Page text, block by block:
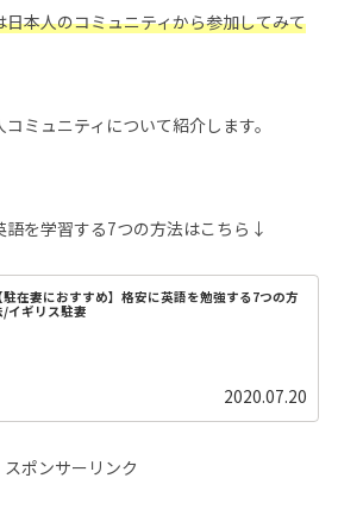
日本人のコミュニティから参加してみて
ミュニティについて紹介します。
を学習する7つの方法はこちら↓
【駐在妻におすすめ】格安に英語を勉強する7つの方
/イギリス駐妻
2020.07.20
スポンサーリンク